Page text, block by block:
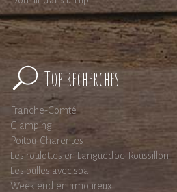
Top recherches
Franche-Comté
Glamping
Poitou-Charentes
Les roulottes en Languedoc-Roussillon
Les bulles avec spa
Week end en amoureux